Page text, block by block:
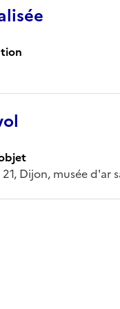
Dijon, musée d'ar